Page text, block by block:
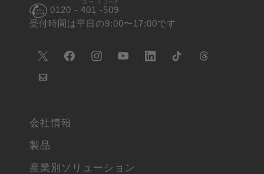
0120 - 401 -
ヨーイ
509
コーグ
受付時間は平日の9:00〜17:00です
会社情報
製品
産業別ソリューション